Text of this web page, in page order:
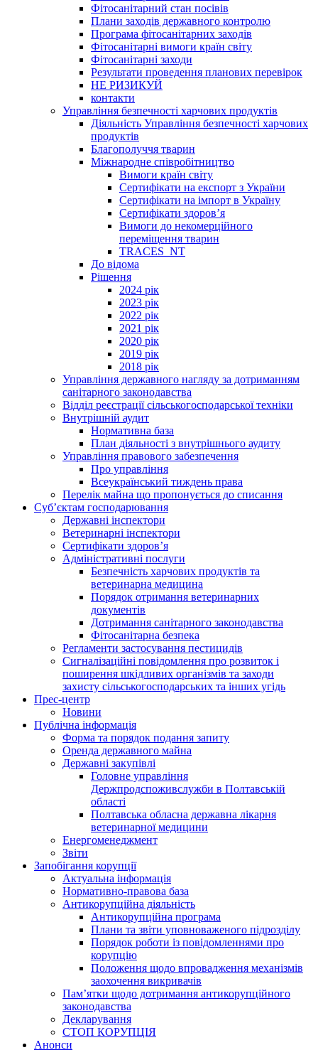
Фітосанітарний стан посівів
Плани заходів державного контролю
Програма фітосанітарних заходів
Фітосанітарні вимоги країн світу
Фітосанітарні заходи
Результати проведення планових перевірок
НЕ РИЗИКУЙ
контакти
Управління безпечності харчових продуктів
Діяльність Управління безпечності харчових
продуктів
Благополуччя тварин
Міжнародне співробітництво
Вимоги країн світу
Сертифікати на експорт з України
Сертифікати на імпорт в Україну
Сертифікати здоров’я
Вимоги до некомерційного
переміщення тварин
TRACES_NT
До відома
Рішення
2024 рік
2023 рік
2022 рік
2021 рік
2020 рік
2019 рік
2018 рік
Управління державного нагляду за дотриманням
санітарного законодавства
Відділ реєстрації сільськогосподарської техніки
Внутрішній аудит
Нормативна база
План діяльності з внутрішнього аудиту
Управління правового забезпечення
Про управління
Всеукраїнський тиждень права
Перелік майна що пропонується до списання
Суб’єктам господарювання
Державні інспектори
Ветеринарні інспектори
Сертифікати здоров’я
Адміністративні послуги
Безпечність харчових продуктів та
ветеринарна медицина
Порядок отримання ветеринарних
документів
Дотримання санітарного законодавства
Фітосанітарна безпека
Регламенти застосування пестицидів
Сигналізаційні повідомлення про розвиток і
поширення шкідливих організмів та заходи
захисту сільськогосподарських та інших угідь
Прес-центр
Новини
Публічна інформація
Форма та порядок подання запиту
Оренда державного майна
Державні закупівлі
Головне управління
Держпродспоживслужби в Полтавській
області
Полтавська обласна державна лікарня
ветеринарної медицини
Енергоменеджмент
Звіти
Запобігання корупції
Актуальна інформація
Нормативно-правова база
Антикорупційна діяльність
Антикорупційна програма
Плани та звіти уповноваженого підрозділу
Порядок роботи із повідомленнями про
корупцію
Положення щодо впровадження механізмів
заохочення викривачів
Пам’ятки щодо дотримання антикорупційного
законодавства
Декларування
СТОП КОРУПЦІЯ
Анонси